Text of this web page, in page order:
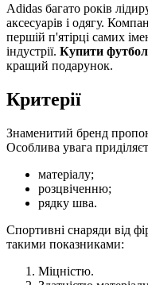
Adidas багато років
аксесуарів і одягу.
першій п'ятірці самих
індустрії. Купити
кращий подарунок.
Критерії
Знаменитий бренд
Особлива увага
матеріалу;
розцвіченню;
рядку шва.
Спортивні снаряди від
такими показниками:
Міцністю.